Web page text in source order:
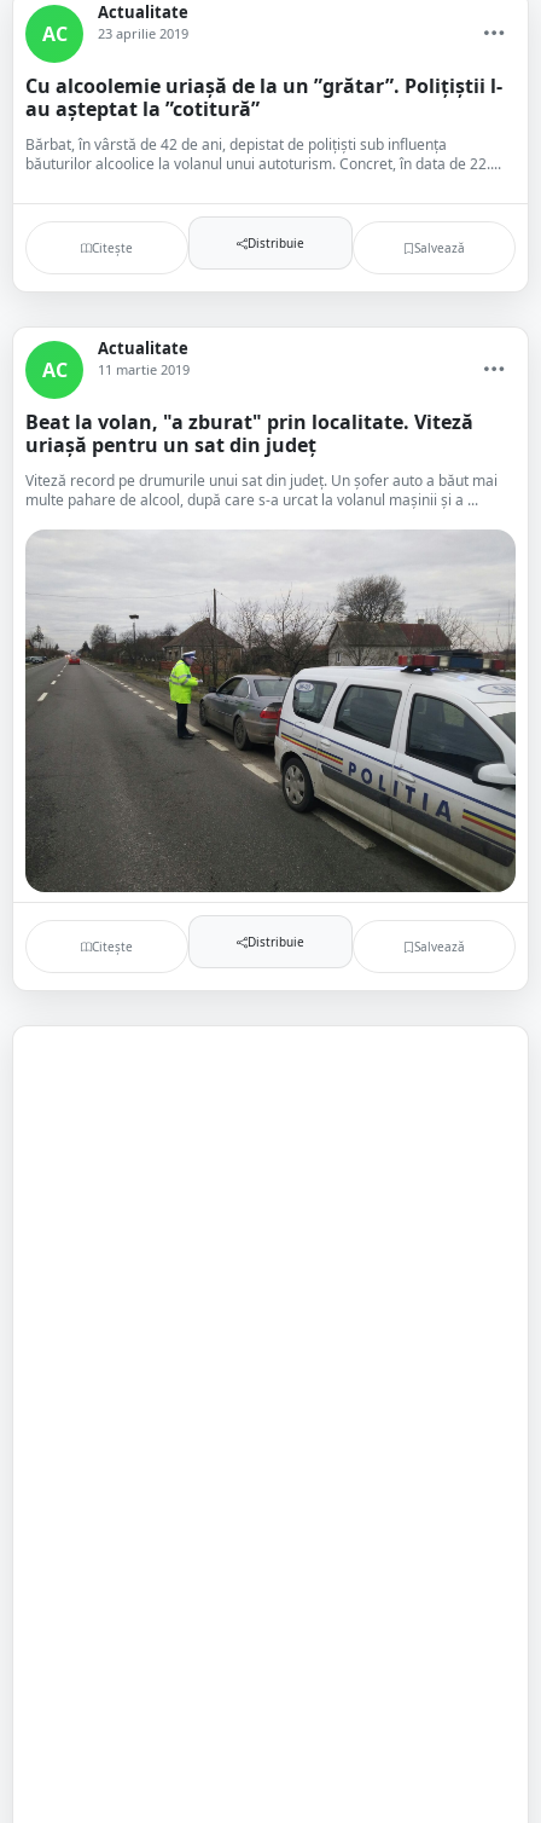
AC
Actualitate
23 aprilie 2019
Cu alcoolemie uriașă de la un ”grătar”. Polițiștii l-
au așteptat la ”cotitură”
Bărbat, în vârstă de 42 de ani, depistat de polițiști sub influența
băuturilor alcoolice la volanul unui autoturism. Concret, în data de 22....
Citește Distribuie Salvează
AC
Actualitate
11 martie 2019
Beat la volan, "a zburat" prin localitate. Viteză
uriașă pentru un sat din județ
Viteză record pe drumurile unui sat din județ. Un șofer auto a băut mai
multe pahare de alcool, după care s-a urcat la volanul mașinii și a ...
Citește Distribuie Salvează